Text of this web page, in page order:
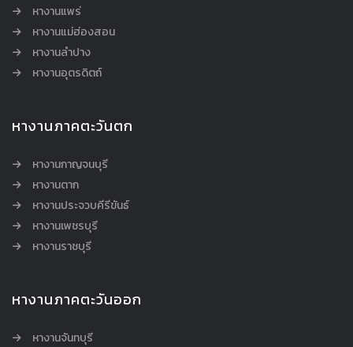
หางานแพร่
หางานแม่ฮ่องสอน
หางานลำปาง
หางานอุตรดิตถ์
หางานภาคตะวันตก
หางานกาญจนบุรี
หางานตาก
หางานประจวบคีรีขันธ์
หางานเพชรบุรี
หางานราชบุรี
หางานภาคตะวันออก
หางานจันทบุรี